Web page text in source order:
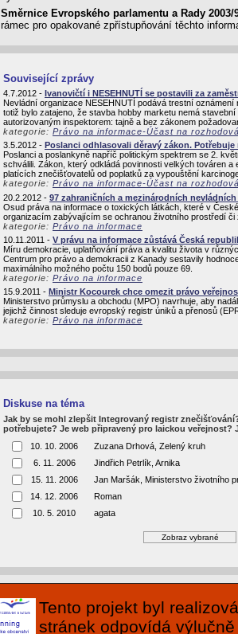
Směrnice Evropského parlamentu a Rady
rámec pro opakované zpřístupňování těchto
Související zprávy
4.7.2012 - Ivanovičtí i NESEHNUTÍ se postavili za
Nevládní organizace NESEHNUTÍ podává trestní
totiž bylo zatajeno, že stavba hobby marketu nemá
autorizovaným inspektorem: tajně a bez zákonem
kategorie: Právo na informace-Účast na
3.5.2012 - Poslanci odhlasovali děravý zákon. Potřebuje
Poslanci a poslankyně napříč politickým spektrem se 2.
schválili. Zákon, který odkládá povinnosti velkých továren
platících znečišťovatelů od poplatků za vypouštění
kategorie: Právo na informace-Účast na
20.2.2012 - 97 zahraničních a mezinárodních
Osud práva na informace o toxických látkách, které v
organizacím zabývajícím se ochranou životního prostředí či
kategorie: Právo na informace
10.11.2011 - V právu na informace zůstává Česká
Míru demokracie, uplatňování práva a kvalitu života v
Centrum pro právo a demokracii z Kanady sestavily
maximálního možného počtu 150 bodů pouze 69.
kategorie: Právo na informace
15.9.2011 - Ministr Kocourek chce omezit právo
Ministerstvo průmyslu a obchodu (MPO) navrhuje, aby
jejichž činnost sleduje evropský registr úniků a přenosů
kategorie: Právo na informace
Diskuse na téma
Jak by se mohl zlepšit Integrovaný registr
potřebujete? Je web připravený pro laickou veřejnost?
10. 10. 2006
Zuzana Drhová, Zelený kruh
6. 11. 2006
Jindřich Petrlík, Arnika
15. 11. 2006
Jan Maršák, Ministerstvo životního
14. 12. 2006
Roman
10. 5. 2010
agata
Tento projekt byl
stránek odpovídá